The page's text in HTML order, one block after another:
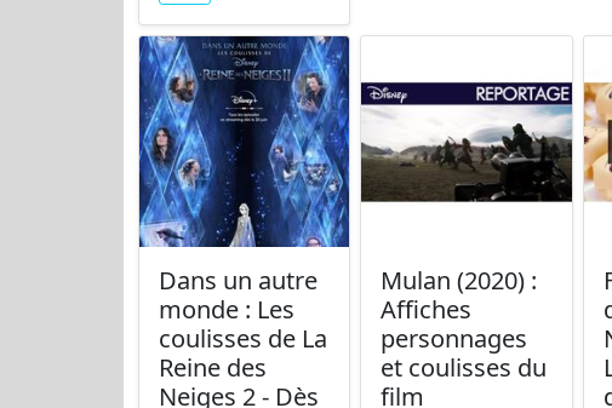
Dans un autre
monde : Les
coulisses de La
Reine des
Neiges 2 - Dès
Mulan (2020) :
Affiches
personnages
et coulisses du
film